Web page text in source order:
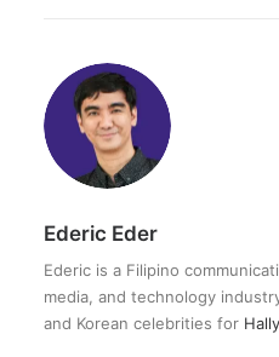
Ederic Eder
Ederic is a Filipino
media, and technology
and Korean celebrities for